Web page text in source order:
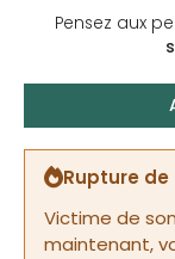
Pensez aux
Rupture
Victime de
maintenant,